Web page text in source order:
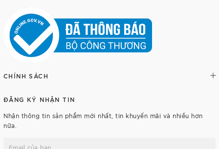
CHÍNH SÁCH
ĐĂNG KÝ NHẬN TIN
Nhận thông tin sản phẩm mới nhất, tin khuyến mãi và nhiều hơn
nữa.